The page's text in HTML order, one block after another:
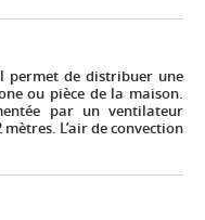
permet de distribuer une
ou pièce de la maison.
par un ventilateur
L’air de convection